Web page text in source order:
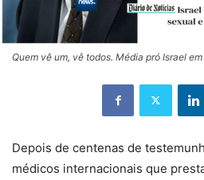
Quem vê um, vê todos. Média pró Israel
Depois de centenas de
médicos internacionais que